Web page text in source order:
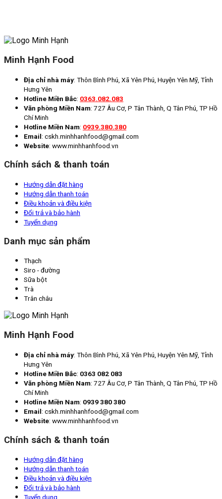
Minh Hạnh Food
Địa chỉ nhà máy: Thôn Bình Phú, Xã Yên Phú, Huyện Yên Mỹ, Tỉnh
Hưng Yên
Hotline Miền Bắc: 0363.082.083
Văn phòng Miền Nam: 727 Âu Cơ, P Tân Thành, Q Tân Phú, TP Hồ
Chí Minh
Hotline Miền Nam: 0939.380.380
Email: cskh.minhhanhfood@gmail.com
Website: www.minhhanhfood.vn
Chính sách & thanh toán
Hướng dẫn đặt hàng
Hướng dẫn thanh toán
Điều khoản và điều kiện
Đổi trả và bảo hành
Tuyển dụng
Danh mục sản phẩm
Thạch
Siro - đường
Sữa bột
Trà
Trân châu
Minh Hạnh Food
Địa chỉ nhà máy: Thôn Bình Phú, Xã Yên Phú, Huyện Yên Mỹ, Tỉnh
Hưng Yên
Hotline Miền Bắc: 0363 082 083
Văn phòng Miền Nam: 727 Âu Cơ, P Tân Thành, Q Tân Phú, TP Hồ
Chí Minh
Hotline Miền Nam: 0939 380 380
Email: cskh.minhhanhfood@gmail.com
Website: www.minhhanhfood.vn
Chính sách & thanh toán
Hướng dẫn đặt hàng
Hướng dẫn thanh toán
Điều khoản và điều kiện
Đổi trả và bảo hành
Tuyển dụng